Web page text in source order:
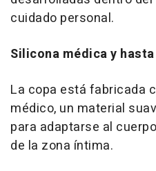
cuidado personal.
Silicona médica y
La copa está fabricada
médico, un material
para adaptarse al
de la zona íntima.